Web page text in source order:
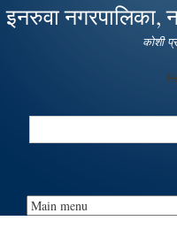
इनरुवा नगरपालिका,
कोशी
Search